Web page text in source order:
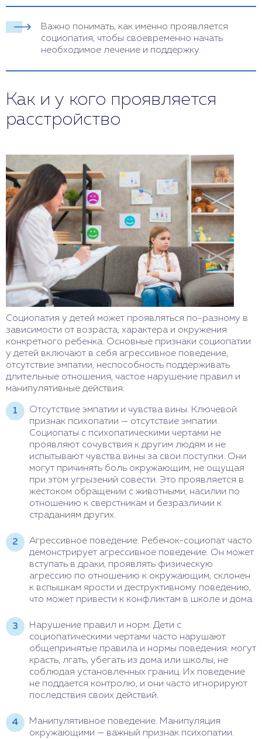
Важно понимать, как именно проявляется
социопатия, чтобы своевременно начать
необходимое лечение и поддержку.
Как и у кого проявляется
расстройство
Социопатия у детей может проявляться по-разному в
зависимости от возраста, характера и окружения
конкретного ребенка. Основные признаки социопатии
у детей включают в себя агрессивное поведение,
отсутствие эмпатии, неспособность поддерживать
длительные отношения, частое нарушение правил и
манипулятивные действия:
Отсутствие эмпатии и чувства вины. Ключевой
признак психопатии — отсутствие эмпатии.
Социопаты с психопатическими чертами не
проявляют сочувствия к другим людям и не
испытывают чувства вины за свои поступки. Они
могут причинять боль окружающим, не ощущая
при этом угрызений совести. Это проявляется в
жестоком обращении с животными, насилии по
отношению к сверстникам и безразличии к
страданиям других.
Агрессивное поведение. Ребенок-социопат часто
демонстрирует агрессивное поведение. Он может
вступать в драки, проявлять физическую
агрессию по отношению к окружающим, склонен
к вспышкам ярости и деструктивному поведению,
что может привести к конфликтам в школе и дома.
Нарушение правил и норм. Дети с
социопатическими чертами часто нарушают
общепринятые правила и нормы поведения: могут
красть, лгать, убегать из дома или школы, не
соблюдая установленных границ. Их поведение
не поддается контролю, и они часто игнорируют
последствия своих действий.
Манипулятивное поведение. Манипуляция
окружающими — важный признак психопатии.